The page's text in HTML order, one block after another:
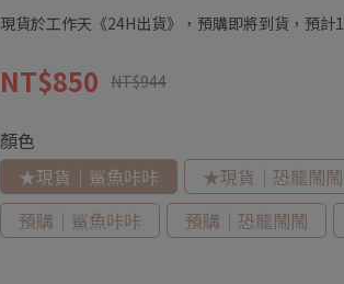
現貨於工作天《24H出貨》，預購即將到貨，預計
NT$850 NT$944
顏色
★現貨｜鯊魚咔咔
★現貨｜恐龍鬧鬧
預購｜鯊魚咔咔
預購｜恐龍鬧鬧